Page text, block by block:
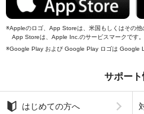
Appleのロゴ、App Storeは、米国もしくはその他
App Storeは、Apple Inc.のサービスマークです。
Google Play および Google Play ロゴは Google
サポート
はじめての方へ